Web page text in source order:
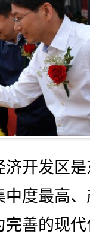
开发区是
中度最高
完善的现